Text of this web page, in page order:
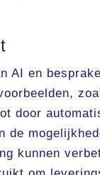
AI en
door
de
kunnen